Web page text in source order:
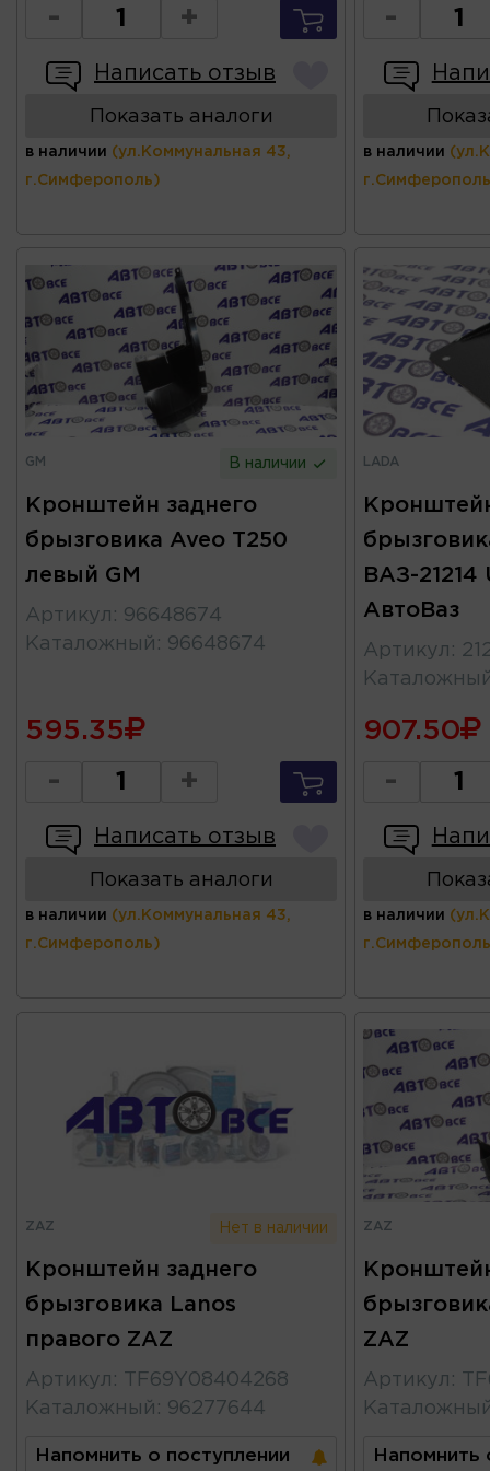
- +
Написать отзыв
Показать аналоги
в наличии (ул.Коммунальная 43,
г.Симферополь)
-
в наличии
GM В наличии
Кронштейн заднего
брызговика Aveo T250
левый GM
Артикул : 96648674
Каталожный : 96648674
595.35
- +
Написать отзыв
Показать аналоги
в наличии (ул.Коммунальная 43,
г.Симферополь)
LADA
ВАЗ-
АвтоВаз
Артикул :
907.50
-
в наличии
ZAZ Нет в наличии
Кронштейн заднего
брызговика Lanos
правого ZAZ
Артикул :
TF69Y08404268
Каталожный : 96277644
Напомнить о поступлении
ZAZ
ZAZ
Артикул :
Напомнить